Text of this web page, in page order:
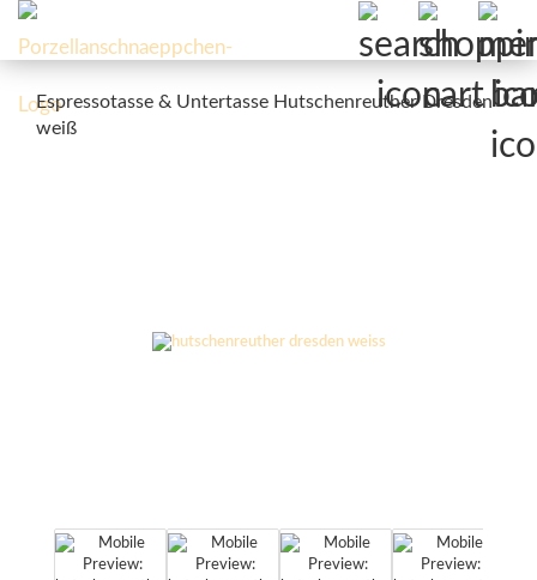
Espressotasse & Untertasse Hutschenreuther Dresden
weiß